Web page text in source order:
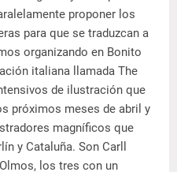
proponer los
para que se traduzcan a
organizando en Bonito
italiana llamada The
de ilustración que
próximos meses de abril y
magníficos que
y Cataluña. Son Carll
los tres con un